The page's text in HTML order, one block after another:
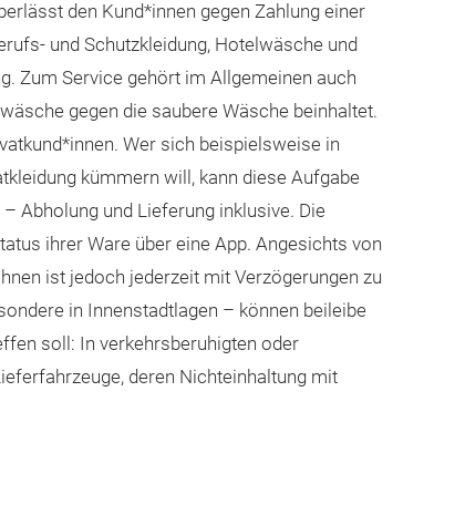
den Kund*innen gegen Zahlung einer
und Schutzkleidung, Hotelwäsche und
Zum Service gehört im Allgemeinen auch
gegen die saubere Wäsche beinhaltet.
Wer sich beispielsweise in
kümmern will, kann diese Aufgabe
Abholung und Lieferung inklusive. Die
ihrer Ware über eine App. Angesichts von
ist jedoch jederzeit mit Verzögerungen zu
in Innenstadtlagen – können beileibe
soll: In verkehrsberuhigten oder
deren Nichteinhaltung mit